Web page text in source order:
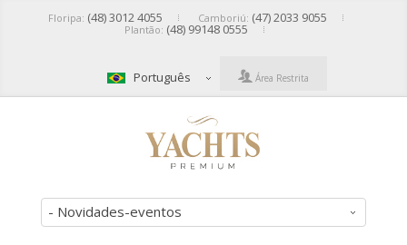
Floripa: (48) 3012 4055 Camboriú: (47) 2033 9055
Plantão: (48) 99148 0555
Português Área Restrita
- Novidades-eventos